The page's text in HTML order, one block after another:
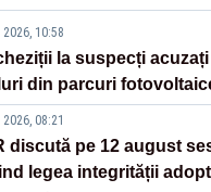
10:58
la suspecți
din parcuri
08:21
discută pe 12 august
legea integrității